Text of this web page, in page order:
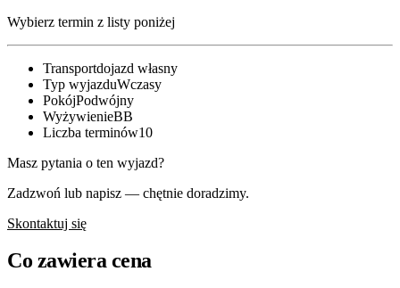
Wybierz termin z listy poniżej
Transportdojazd własny
Typ wyjazduWczasy
PokójPodwójny
WyżywienieBB
Liczba terminów10
Masz pytania o ten wyjazd?
Zadzwoń lub napisz — chętnie doradzimy.
Skontaktuj się
Co zawiera cena